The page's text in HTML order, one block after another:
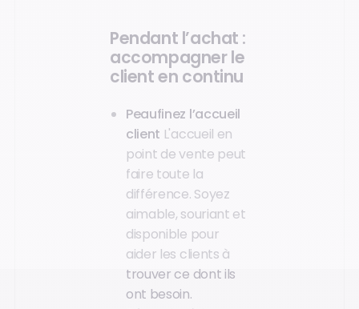
Pendant l’achat :
accompagner le
client en continu
Peaufinez l’accueil
client L'accueil en
point de vente peut
faire toute la
différence. Soyez
aimable, souriant et
disponible pour
aider les clients à
trouver ce dont ils
ont besoin.